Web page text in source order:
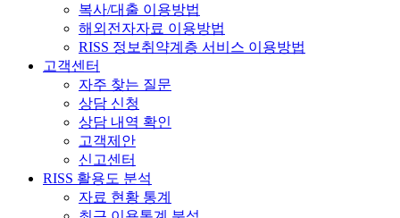
복사/대출 이용방법
해외전자자료 이용방법
RISS 정보취약계층 서비스 이용방법
고객센터
자주 찾는 질문
상담 신청
상담 내역 확인
고객제안
신고센터
RISS 활용도 분석
자료 현황 통계